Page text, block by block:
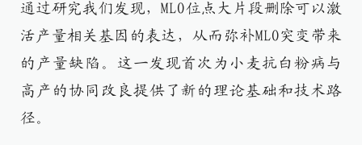
通过研究我们发现，MLO位点大片段删除可以激
活产量相关基因的表达，从而弥补MLO突变带来
的产量缺陷。这一发现首次为小麦抗白粉病与
高产的协同改良提供了新的理论基础和技术路
径。​